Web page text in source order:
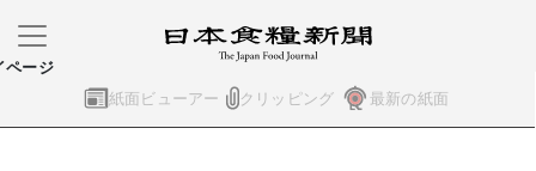
紙面ビューアー クリッピング 最新の紙面
ページ